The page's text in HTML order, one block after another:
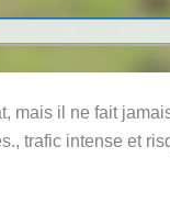
mais il ne fait
trafic intense et